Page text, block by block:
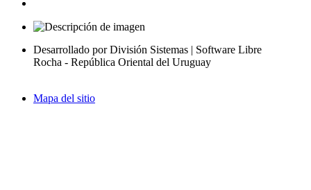
Desarrollado por División Sistemas | Software Libre
Rocha - República Oriental del Uruguay
Mapa del sitio